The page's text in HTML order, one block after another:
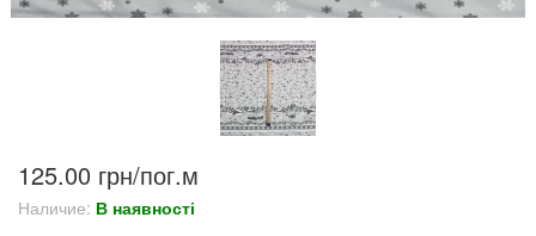
125.00 грн/пог.м
Наличие: В наявності